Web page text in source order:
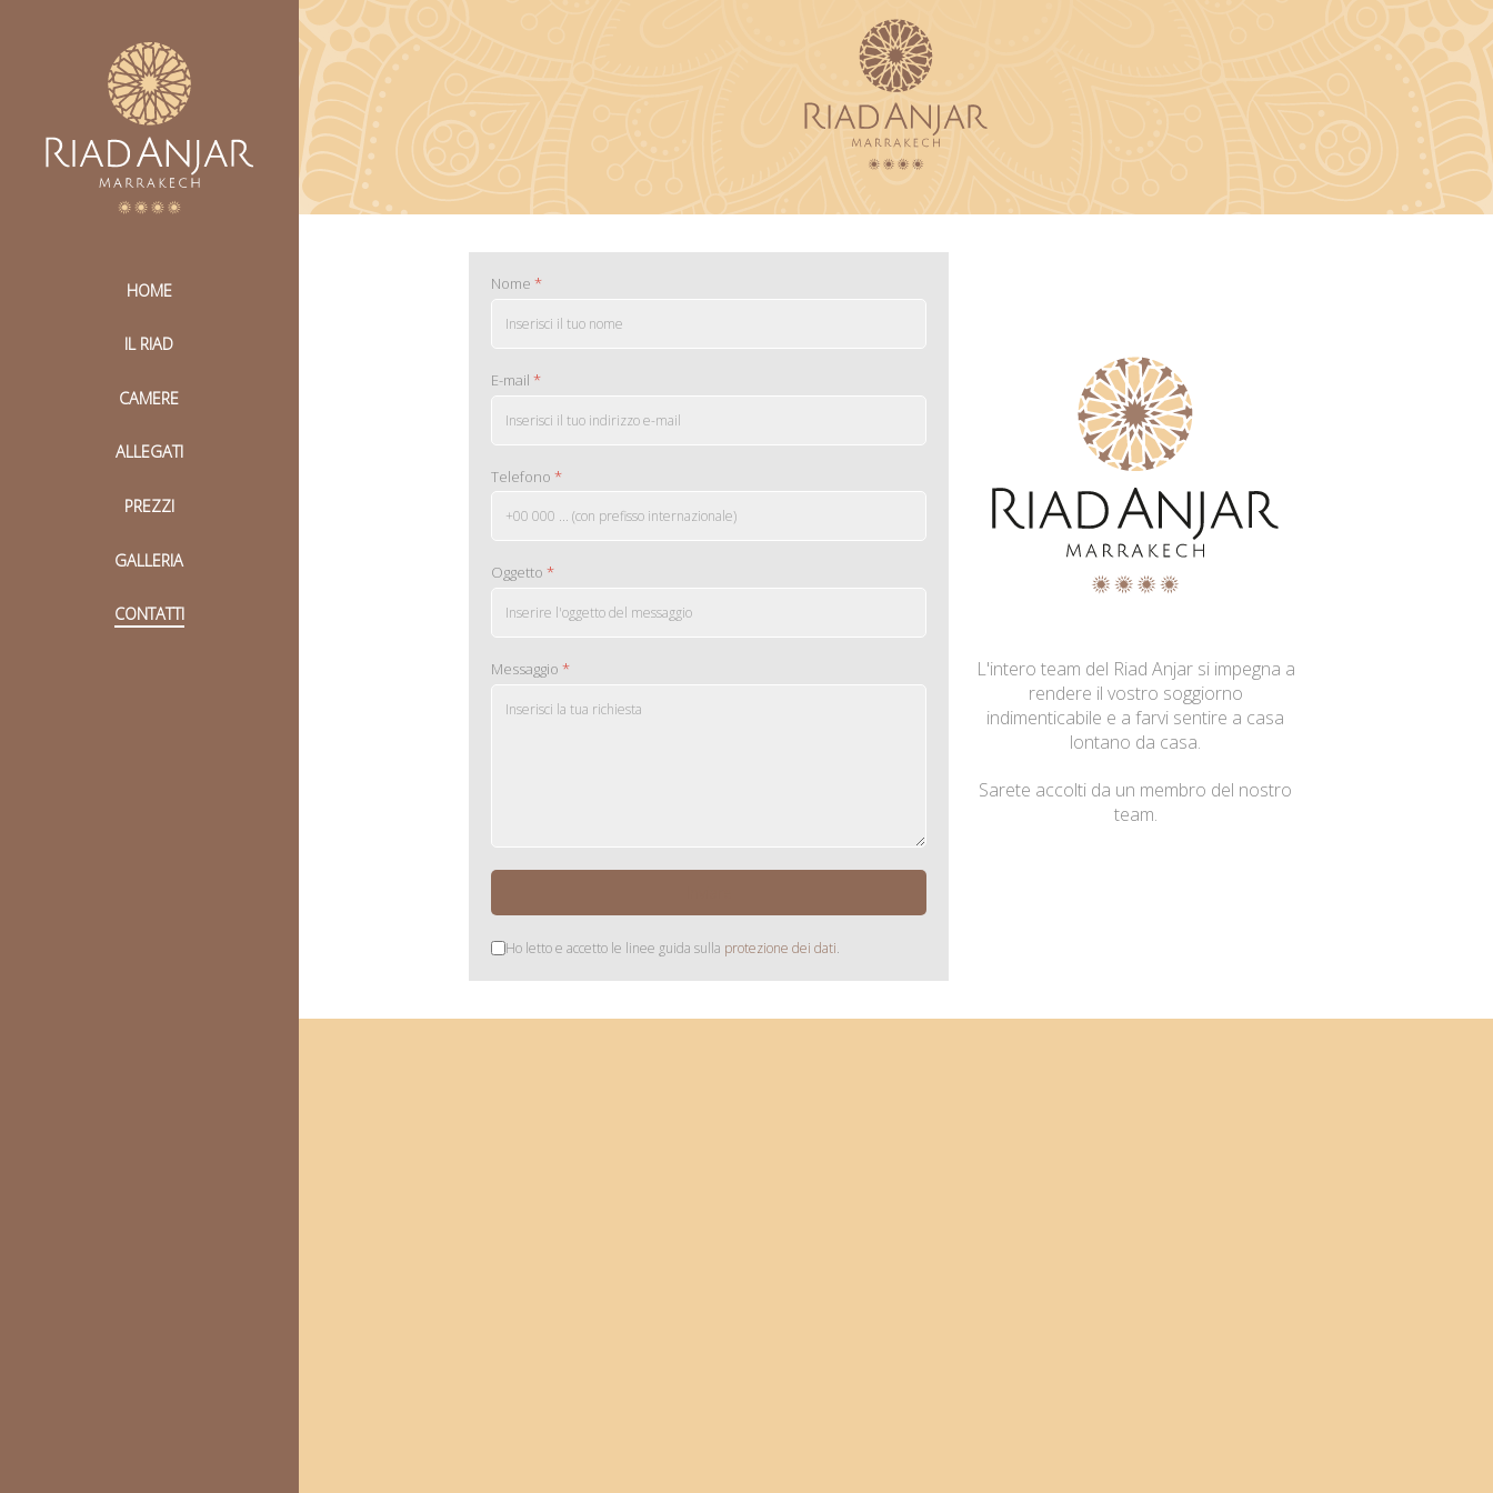
HOME
IL RIAD
CAMERE
ALLEGATI
PREZZI
GALLERIA
CONTATTI
L'intero team del Riad Anjar si impegna a
rendere il vostro soggiorno
indimenticabile e a farvi sentire a casa
lontano da casa.
Sarete accolti da un membro del nostro
team.
Nome*
E-mail*
Telefono*
Oggetto*
Messaggio*
Ho letto e accetto le linee guida sulla protezione dei dati.